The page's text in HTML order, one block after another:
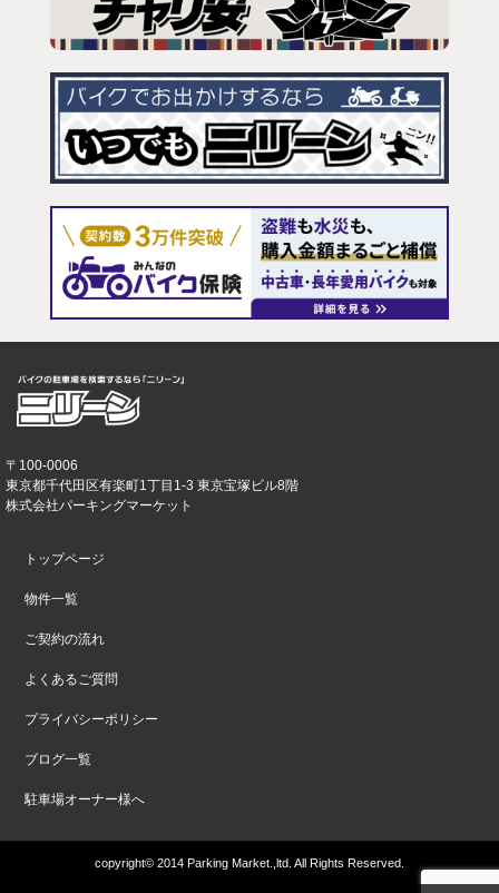
〒100-0006
東京都千代田区有楽町1丁目1-3 東京宝塚ビル8階
株式会社パーキングマーケット
トップページ
物件一覧
ご契約の流れ
よくあるご質問
プライバシーポリシー
ブログ一覧
駐車場オーナー様へ
copyright© 2014 Parking Market.,ltd. All Rights Reserved.